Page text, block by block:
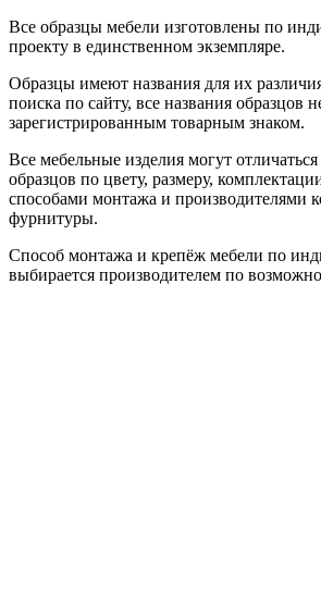
Все образцы мебели изготовлены по
проекту в единственном экземпляре.
Образцы имеют названия для их
поиска по сайту, все названия образцов
зарегистрированным товарным знаком.
Все мебельные изделия могут
образцов по цвету, размеру,
способами монтажа и производителями
фурнитуры.
Способ монтажа и крепёж мебели по
выбирается производителем по